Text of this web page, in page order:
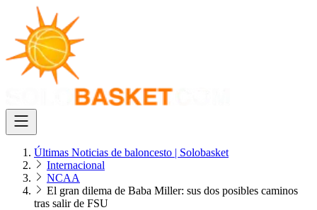
Últimas Noticias de baloncesto | Solobasket
Internacional
NCAA
El gran dilema de Baba Miller: sus dos posibles caminos
tras salir de FSU